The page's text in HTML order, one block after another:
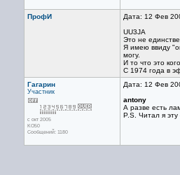
ПрофИ Дата: 12 Фев
UU3JA
Это не
Я имею ввиду
могу.
И то что это
С 1974 года в
Гагарин
Участник
с окт 2005
KO50
Сообщений: 1180
Дата: 12 Фев
antony
А разве есть
P.S. Читал я